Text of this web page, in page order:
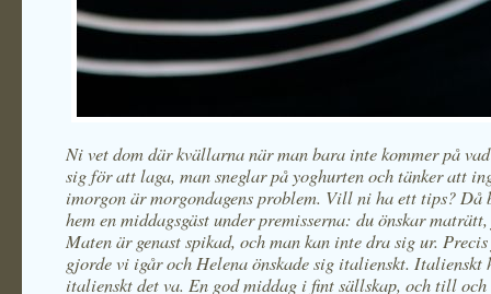
Ni vet dom där kvällarna när man bara inte kommer på
sig för att laga, man sneglar på yoghurten och tänker att
imorgon är morgondagens problem. Vill ni ha ett tips? Då
hem en middagsgäst under premisserna: du önskar
Maten är genast spikad, och man kan inte dra sig ur.
gjorde vi igår och Helena önskade sig italienskt. Italienskt
italienskt det va. En god middag i fint sällskap, och till och